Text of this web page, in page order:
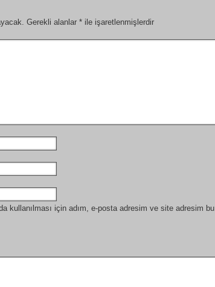
Gerekli alanlar * ile işaretlenmişlerdir
kullanılması için adım, e-posta adresim ve site adresim bu